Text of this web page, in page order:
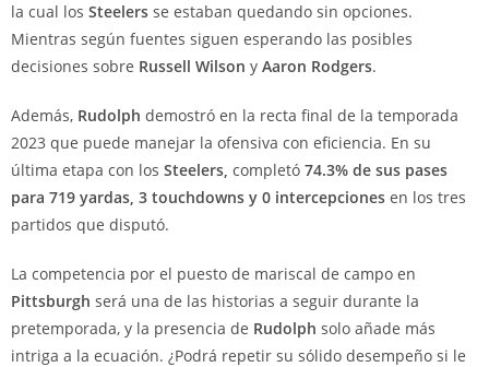
la cual los Steelers se estaban quedando sin opciones.
Mientras según fuentes siguen esperando las posibles
decisiones sobre Russell Wilson y Aaron Rodgers.
Además, Rudolph demostró en la recta final de la temporada
2023 que puede manejar la ofensiva con eficiencia. En su
última etapa con los Steelers, completó 74.3% de sus pases
para 719 yardas, 3 touchdowns y 0 intercepciones en los tres
partidos que disputó.
La competencia por el puesto de mariscal de campo en
Pittsburgh será una de las historias a seguir durante la
pretemporada, y la presencia de Rudolph solo añade más
intriga a la ecuación. ¿Podrá repetir su sólido desempeño si le